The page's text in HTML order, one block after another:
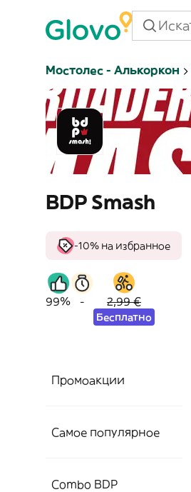
Мостолес - Алькоркон
BDP Smash
-10% на избранное
99% - 2,99 €
Бесплатно
Промоакции
Самое популярное
Combo BDP